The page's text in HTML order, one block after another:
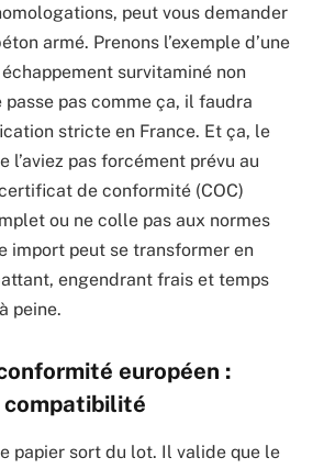
peut vous demander
armé. Prenons l’exemple d’une
survitaminé non
passe pas comme ça, il faudra
stricte en France. Et ça, le
l’aviez pas forcément prévu au
de conformité (COC)
ou ne colle pas aux normes
import peut se transformer en
engendrant frais et temps
peine.
européen :
papier sort du lot. Il valide que le